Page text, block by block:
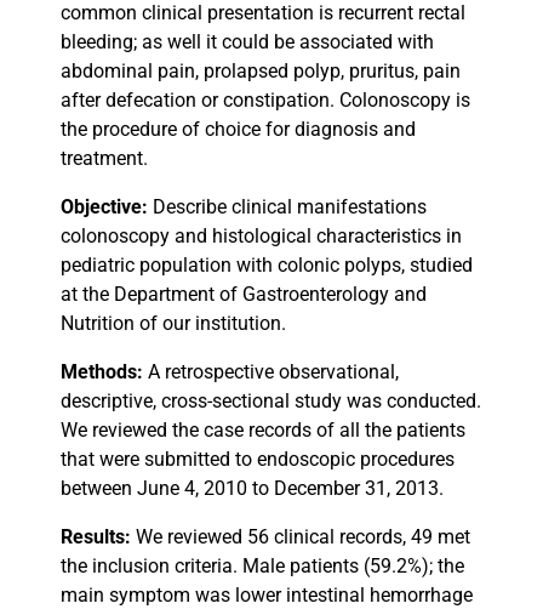
common clinical presentation is recurrent rectal
bleeding; as well it could be associated with
abdominal pain, prolapsed polyp, pruritus, pain
after defecation or constipation. Colonoscopy is
the procedure of choice for diagnosis and
treatment.
Objective: Describe clinical manifestations
colonoscopy and histological characteristics in
pediatric population with colonic polyps, studied
at the Department of Gastroenterology and
Nutrition of our institution.
Methods: A retrospective observational,
descriptive, cross-sectional study was conducted.
We reviewed the case records of all the patients
that were submitted to endoscopic procedures
between June 4, 2010 to December 31, 2013.
Results: We reviewed 56 clinical records, 49 met
the inclusion criteria. Male patients (59.2%); the
main symptom was lower intestinal hemorrhage